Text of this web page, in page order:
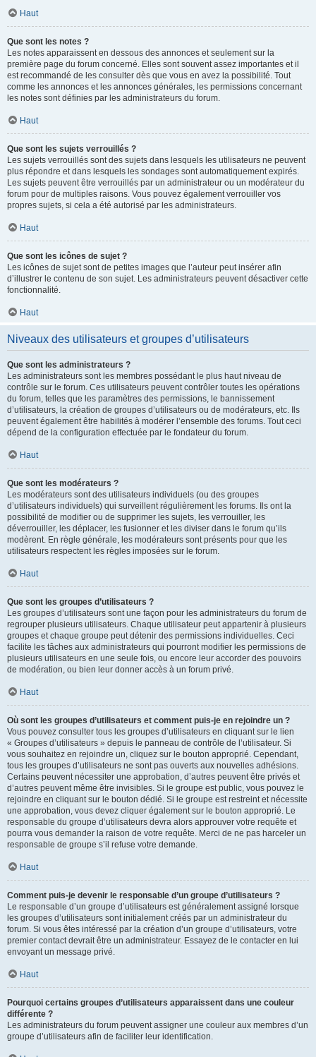
Haut
Que sont les notes ?
Les notes apparaissent en dessous des annonces et seulement sur la
première page du forum concerné. Elles sont souvent assez importantes et il
est recommandé de les consulter dès que vous en avez la possibilité. Tout
comme les annonces et les annonces générales, les permissions concernant
les notes sont définies par les administrateurs du forum.
Haut
Que sont les sujets verrouillés ?
Les sujets verrouillés sont des sujets dans lesquels les utilisateurs ne peuvent
plus répondre et dans lesquels les sondages sont automatiquement expirés.
Les sujets peuvent être verrouillés par un administrateur ou un modérateur du
forum pour de multiples raisons. Vous pouvez également verrouiller vos
propres sujets, si cela a été autorisé par les administrateurs.
Haut
Que sont les icônes de sujet ?
Les icônes de sujet sont de petites images que l’auteur peut insérer afin
d’illustrer le contenu de son sujet. Les administrateurs peuvent désactiver cette
fonctionnalité.
Haut
Niveaux des utilisateurs et groupes d’utilisateurs
Que sont les administrateurs ?
Les administrateurs sont les membres possédant le plus haut niveau de
contrôle sur le forum. Ces utilisateurs peuvent contrôler toutes les opérations
du forum, telles que les paramètres des permissions, le bannissement
d’utilisateurs, la création de groupes d’utilisateurs ou de modérateurs, etc. Ils
peuvent également être habilités à modérer l’ensemble des forums. Tout ceci
dépend de la configuration effectuée par le fondateur du forum.
Haut
Que sont les modérateurs ?
Les modérateurs sont des utilisateurs individuels (ou des groupes
d’utilisateurs individuels) qui surveillent régulièrement les forums. Ils ont la
possibilité de modifier ou de supprimer les sujets, les verrouiller, les
déverrouiller, les déplacer, les fusionner et les diviser dans le forum qu’ils
modèrent. En règle générale, les modérateurs sont présents pour que les
utilisateurs respectent les règles imposées sur le forum.
Haut
Que sont les groupes d’utilisateurs ?
Les groupes d’utilisateurs sont une façon pour les administrateurs du forum de
regrouper plusieurs utilisateurs. Chaque utilisateur peut appartenir à plusieurs
groupes et chaque groupe peut détenir des permissions individuelles. Ceci
facilite les tâches aux administrateurs qui pourront modifier les permissions de
plusieurs utilisateurs en une seule fois, ou encore leur accorder des pouvoirs
de modération, ou bien leur donner accès à un forum privé.
Haut
Où sont les groupes d’utilisateurs et comment puis-je en rejoindre un ?
Vous pouvez consulter tous les groupes d’utilisateurs en cliquant sur le lien
« Groupes d’utilisateurs » depuis le panneau de contrôle de l’utilisateur. Si
vous souhaitez en rejoindre un, cliquez sur le bouton approprié. Cependant,
tous les groupes d’utilisateurs ne sont pas ouverts aux nouvelles adhésions.
Certains peuvent nécessiter une approbation, d’autres peuvent être privés et
d’autres peuvent même être invisibles. Si le groupe est public, vous pouvez le
rejoindre en cliquant sur le bouton dédié. Si le groupe est restreint et nécessite
une approbation, vous devez cliquer également sur le bouton approprié. Le
responsable du groupe d’utilisateurs devra alors approuver votre requête et
pourra vous demander la raison de votre requête. Merci de ne pas harceler un
responsable de groupe s’il refuse votre demande.
Haut
Comment puis-je devenir le responsable d’un groupe d’utilisateurs ?
Le responsable d’un groupe d’utilisateurs est généralement assigné lorsque
les groupes d’utilisateurs sont initialement créés par un administrateur du
forum. Si vous êtes intéressé par la création d’un groupe d’utilisateurs, votre
premier contact devrait être un administrateur. Essayez de le contacter en lui
envoyant un message privé.
Haut
Pourquoi certains groupes d’utilisateurs apparaissent dans une couleur
différente ?
Les administrateurs du forum peuvent assigner une couleur aux membres d’un
groupe d’utilisateurs afin de faciliter leur identification.